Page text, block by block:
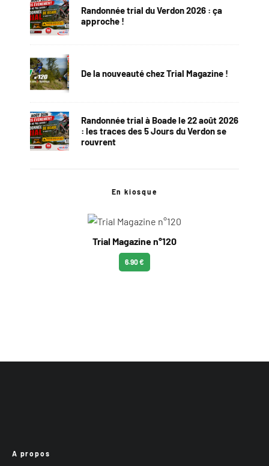
Randonnée trial du Verdon 2026 : ça
approche !
De la nouveauté chez Trial Magazine !
Randonnée trial à Boade le 22 août 2026
: les traces des 5 Jours du Verdon se
rouvrent
En kiosque
Trial Magazine n°120
6.90 €
A propos